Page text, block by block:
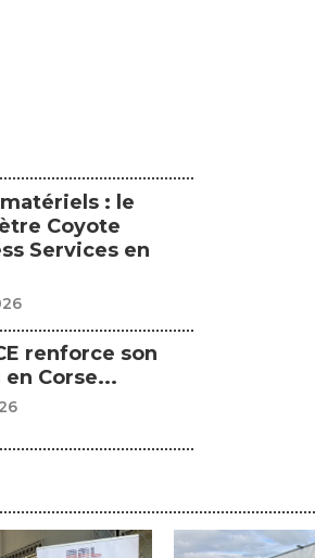
: le
Coyote
Services en
renforce son
en Corse...